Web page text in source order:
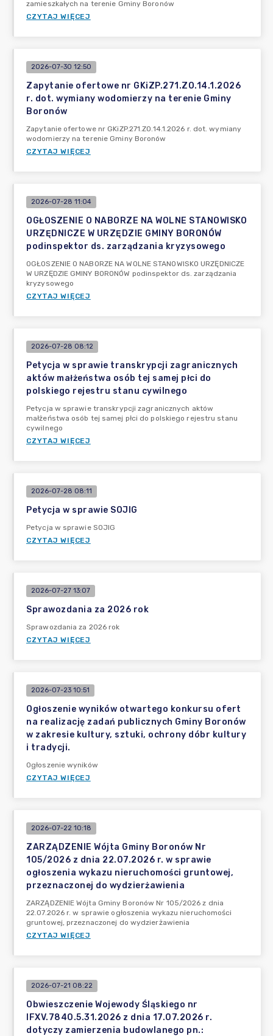
zamieszkałych na terenie Gminy Boronów
CZYTAJ WIĘCEJ
2026-07-30 12:50
Zapytanie ofertowe nr GKiZP.271.ZO.14.1.2026
r. dot. wymiany wodomierzy na terenie Gminy
Boronów
Zapytanie ofertowe nr GKiZP.271.ZO.14.1.2026 r. dot. wymiany
wodomierzy na terenie Gminy Boronów
CZYTAJ WIĘCEJ
2026-07-28 11:04
OGŁOSZENIE O NABORZE NA WOLNE STANOWISKO
URZĘDNICZE W URZĘDZIE GMINY BORONÓW
podinspektor ds. zarządzania kryzysowego
OGŁOSZENIE O NABORZE NA WOLNE STANOWISKO URZĘDNICZE
W URZĘDZIE GMINY BORONÓW podinspektor ds. zarządzania
kryzysowego
CZYTAJ WIĘCEJ
2026-07-28 08:12
Petycja w sprawie transkrypcji zagranicznych
aktów małżeństwa osób tej samej płci do
polskiego rejestru stanu cywilnego
Petycja w sprawie transkrypcji zagranicznych aktów
małżeństwa osób tej samej płci do polskiego rejestru stanu
cywilnego
CZYTAJ WIĘCEJ
2026-07-28 08:11
Petycja w sprawie SOJIG
Petycja w sprawie SOJIG
CZYTAJ WIĘCEJ
2026-07-27 13:07
Sprawozdania za 2026 rok
Sprawozdania za 2026 rok
CZYTAJ WIĘCEJ
2026-07-23 10:51
Ogłoszenie wyników otwartego konkursu ofert
na realizację zadań publicznych Gminy Boronów
w zakresie kultury, sztuki, ochrony dóbr kultury
i tradycji.
Ogłoszenie wyników
CZYTAJ WIĘCEJ
2026-07-22 10:18
ZARZĄDZENIE Wójta Gminy Boronów Nr
105/2026 z dnia 22.07.2026 r. w sprawie
ogłoszenia wykazu nieruchomości gruntowej,
przeznaczonej do wydzierżawienia
ZARZĄDZENIE Wójta Gminy Boronów Nr 105/2026 z dnia
22.07.2026 r. w sprawie ogłoszenia wykazu nieruchomości
gruntowej, przeznaczonej do wydzierżawienia
CZYTAJ WIĘCEJ
2026-07-21 08:22
Obwieszczenie Wojewody Śląskiego nr
IFXV.7840.5.31.2026 z dnia 17.07.2026 r.
dotyczy zamierzenia budowlanego pn.: